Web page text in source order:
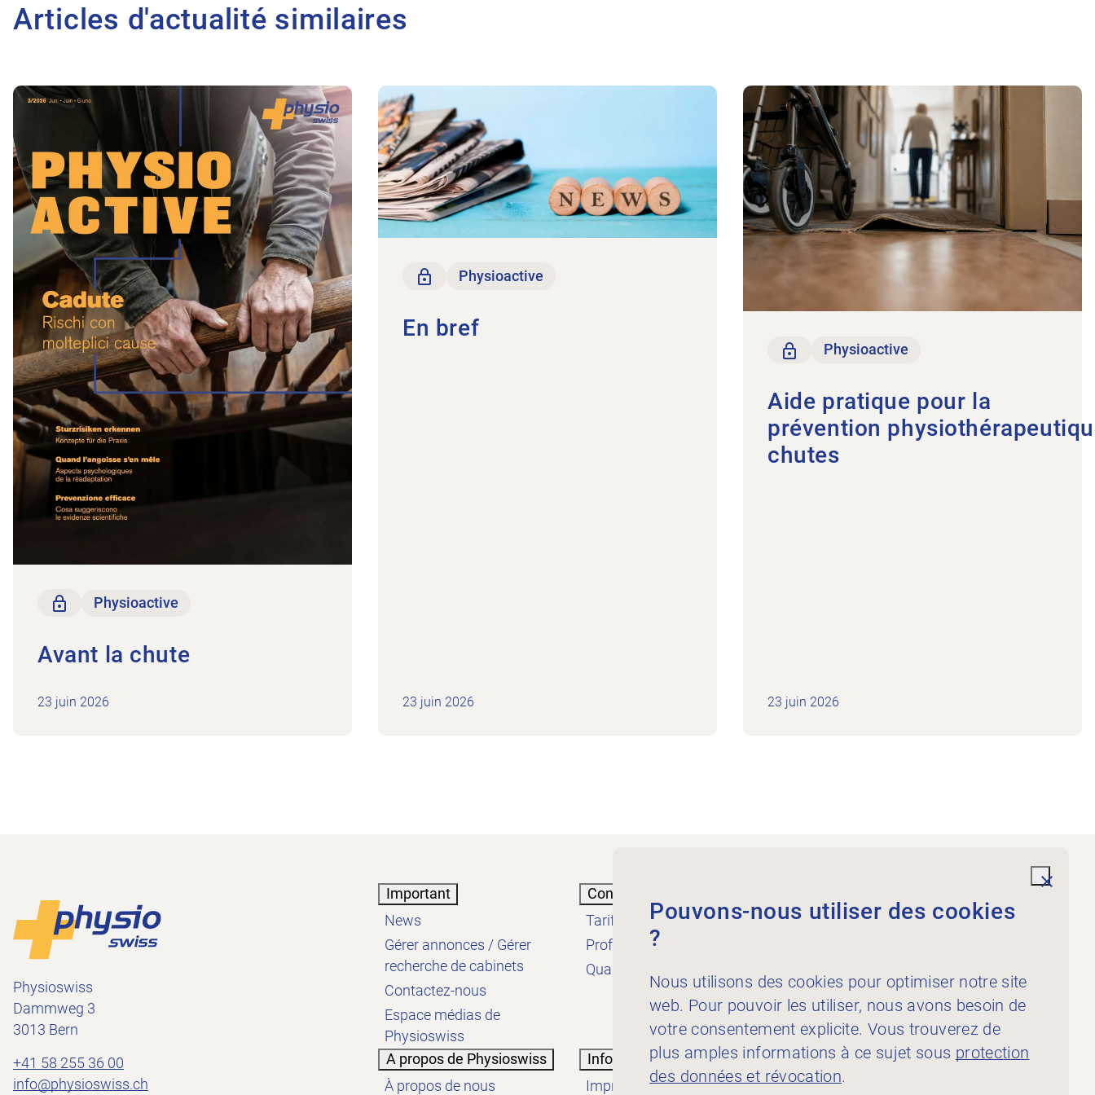
Articles d'actualité similaires
Seulement pour les membres
Physioactive
Avant la chute
23 juin 2026
Vers l'article Avant la chute
Seulement pour les membres
Physioactive
En bref
23 juin 2026
Vers l'article En bref
Seulement pour les membres
Physioactive
Aide pratique pour la
prévention
chutes
23 juin 2026
Vers l'article Aide pratique pour la prévention
Footer
Physioswiss
Dammweg 3
3013 Bern
+41 58 255 36 00
info@physioswiss.ch
Important
News
Gérer annonces / Gérer
recherche de cabinets
Contactez-nous
Espace médias de
Physioswiss
Connaissances
Tarifs
Profession
Qualité
À l’intention des
publicateur·rice·s
A propos de Physioswiss
À propos de nous
Informations
Impressum
Pouvons-nous utiliser des cookies
?
Nous utilisons des cookies pour optimiser notre site
web. Pour pouvoir les utiliser, nous avons besoin de
votre consentement explicite. Vous trouverez de
plus amples informations à ce sujet sous protection
des données et révocation.